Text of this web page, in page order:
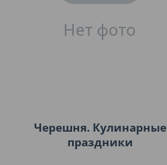
Черешня. Кулинарные
праздники